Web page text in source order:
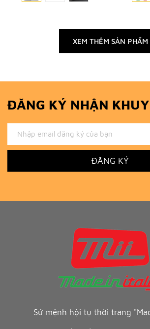
XEM THÊM SẢN PHẨM
ĐĂNG KÝ NHẬN
ĐĂNG KÝ
Sứ mệnh hội tụ thời trang